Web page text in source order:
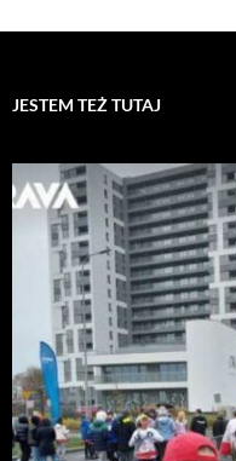
JESTEM TEŻ TUTAJ